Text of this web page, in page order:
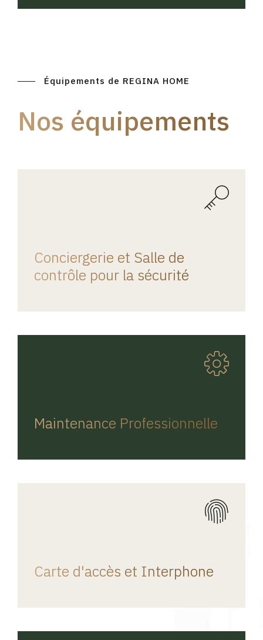
Équipements de REGINA HOME
Nos équipements
Conciergerie et Salle de
contrôle pour la sécurité
Maintenance Professionnelle
Carte d'accès et Interphone